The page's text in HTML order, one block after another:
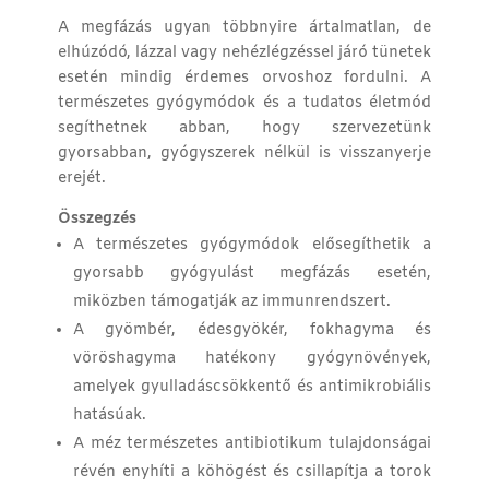
A megfázás ugyan többnyire ártalmatlan, de
elhúzódó, lázzal vagy nehézlégzéssel járó tünetek
esetén mindig érdemes orvoshoz fordulni. A
természetes gyógymódok és a tudatos életmód
segíthetnek abban, hogy szervezetünk
gyorsabban, gyógyszerek nélkül is visszanyerje
erejét.
Összegzés
A természetes gyógymódok elősegíthetik a
gyorsabb gyógyulást megfázás esetén,
miközben támogatják az immunrendszert.
A gyömbér, édesgyökér, fokhagyma és
vöröshagyma hatékony gyógynövények,
amelyek gyulladáscsökkentő és antimikrobiális
hatásúak.
A méz természetes antibiotikum tulajdonságai
révén enyhíti a köhögést és csillapítja a torok